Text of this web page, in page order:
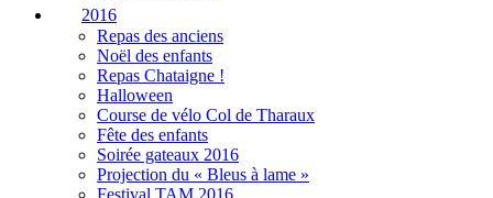
2016
Repas des anciens
Noël des enfants
Repas Chataigne !
Halloween
Course de vélo Col de Tharaux
Fête des enfants
Soirée gateaux 2016
Projection du « Bleus à lame »